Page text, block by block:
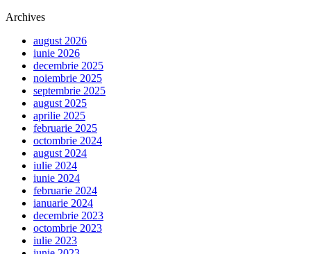
Archives
august 2026
iunie 2026
decembrie 2025
noiembrie 2025
septembrie 2025
august 2025
aprilie 2025
februarie 2025
octombrie 2024
august 2024
iulie 2024
iunie 2024
februarie 2024
ianuarie 2024
decembrie 2023
octombrie 2023
iulie 2023